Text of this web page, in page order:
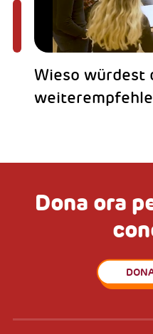
Wieso würdest
Dona ora